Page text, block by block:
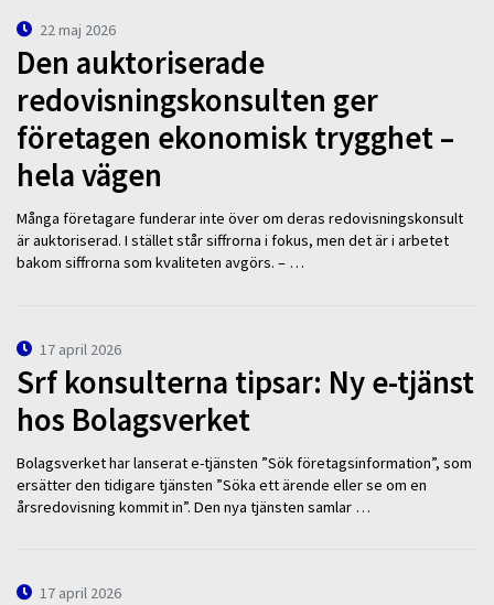
22 maj 2026
Den auktoriserade
redovisningskonsulten ger
företagen ekonomisk trygghet –
hela vägen
Många företagare funderar inte över om deras redovisningskonsult
är auktoriserad. I stället står siffrorna i fokus, men det är i arbetet
bakom siffrorna som kvaliteten avgörs. – …
17 april 2026
Srf konsulterna tipsar: Ny e-tjänst
hos Bolagsverket
Bolagsverket har lanserat e-tjänsten ”Sök företagsinformation”, som
ersätter den tidigare tjänsten ”Söka ett ärende eller se om en
årsredovisning kommit in”. Den nya tjänsten samlar …
17 april 2026